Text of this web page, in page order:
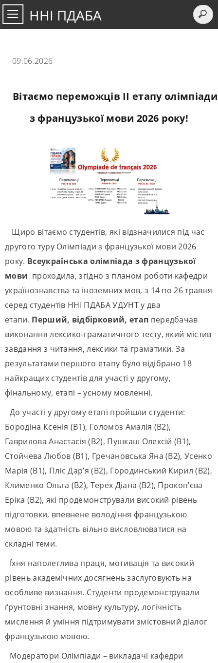
ННІ ПДАБА
09.06.2026
Вітаємо переможців II етапу олімпіади
з французької мови 2026 року!
Щиро вітаємо студентів, які відзначилися під час
другого туру Олімпіади з французької мови 2026
року. Всеукраїнська олімпіада з французької
мови проходила, згідно з планом роботи кафедри
українознавства та іноземних мов, з 14 по 26 травня
серед студентів ННІ ПДАБА УДУНТ у два
етапи. Перший, відбірковий, етап передбачав
виконання лексико-граматичного тесту, який містив
завдання з читання, лексики та граматики. За
результатами першого етапу було відібрано 18
найкращих студентів для участі у другому,
фінальному, етапі – усному мовленні.
До участі у другому етапі пройшли студенти:
Бородіна Ксенія (B1), Голомоз Амалія (B2),
Гаврилова Анастасія (B2), Пушкаш Олексій (B1),
Стойчева Любов (B1), Гречановська Яна (B2), Усенко
Марія (B1), Пліс Дар’я (B2), Городинський Кирил (B2),
Клименко Ольга (B2), Терех Діана (B2), Прокоп’єва
Еріка (B2), які продемонстрували високий рівень
підготовки, впевнене володіння французькою
мовою та здатність вільно висловлюватися на
складні теми.
Їхня наполеглива праця, мотивація та високий
рівень академічних досягнень заслуговують на
особливе визнання. Студенти продемонстрували
ґрунтовні знання, мовну культуру, логічність
мислення й уміння підтримувати змістовний діалог
французькою мовою.
Модератори Олімпіади – викладачі кафедри